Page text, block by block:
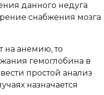
данного недуга
снабжения мозга
на анемию, то
гемоглобина в
простой анализ
назначается